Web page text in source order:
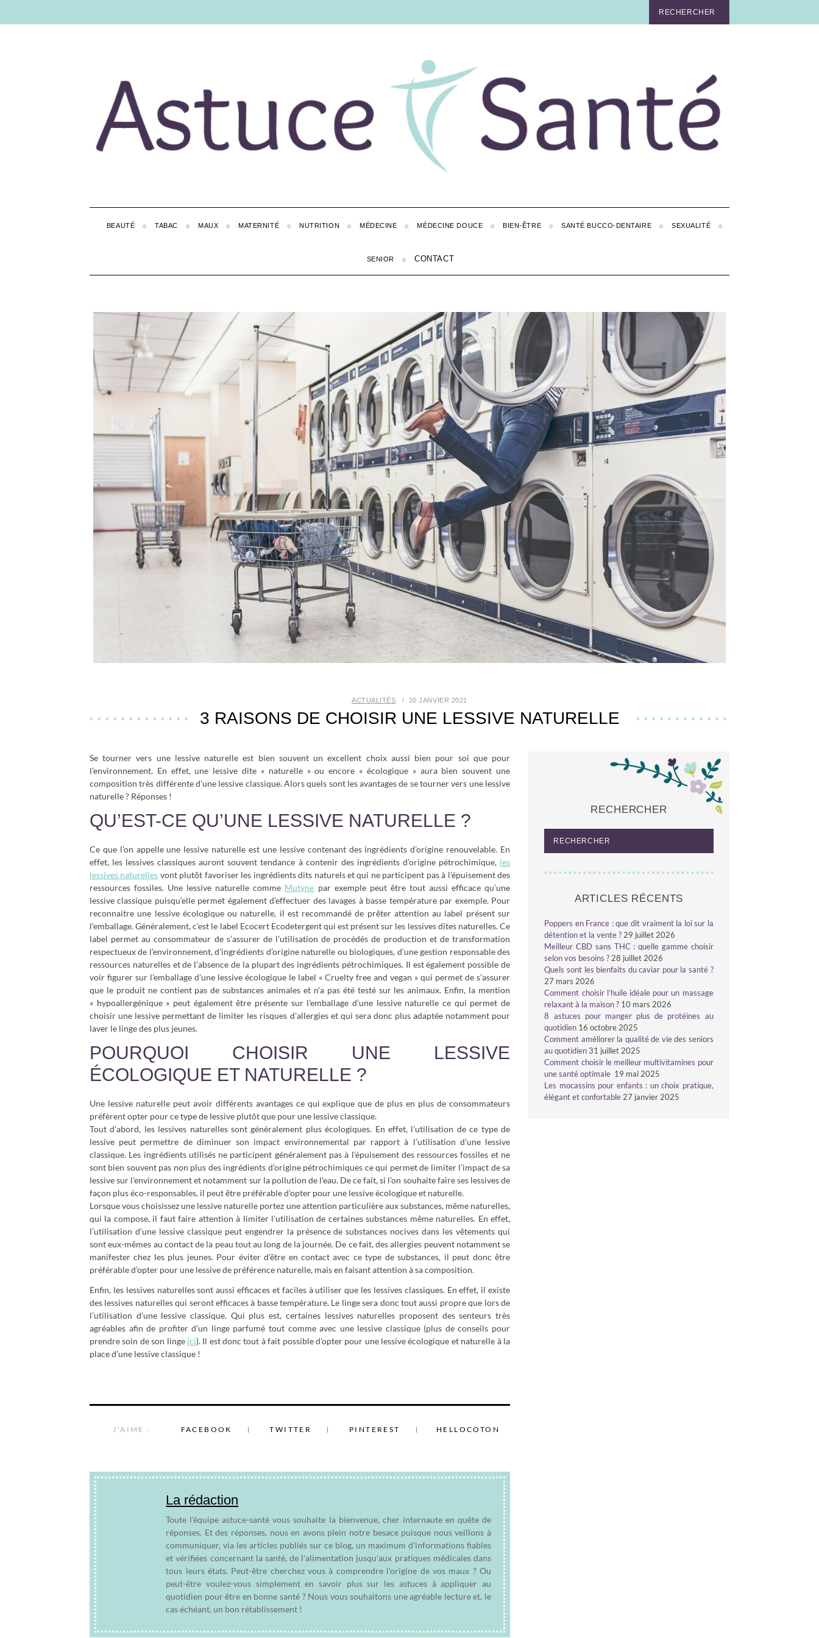
BEAUTÉ TABAC MAUX MATERNITÉ NUTRITION MÉDECINE MÉDECINE DOUCE BIEN-ÊTRE SANTÉ BUCCO-DENTAIRE SEXUALITÉ
SENIOR CONTACT
ACTUALITÉS 20 JANVIER 2021
3 RAISONS DE CHOISIR UNE LESSIVE NATURELLE
Se tourner vers une lessive naturelle est bien souvent un excellent choix aussi bien pour soi que pour
l’environnement. En effet, une lessive dite « naturelle » ou encore « écologique » aura bien souvent une
composition très différente d’une lessive classique. Alors quels sont les avantages de se tourner vers une lessive
naturelle ? Réponses !
QU’EST-CE QU’UNE LESSIVE NATURELLE ?
Ce que l’on appelle une lessive naturelle est une lessive contenant des ingrédients d’origine renouvelable. En
effet, les lessives classiques auront souvent tendance à contenir des ingrédients d’origine pétrochimique, les
lessives naturelles vont plutôt favoriser les ingrédients dits naturels et qui ne participent pas à l’épuisement des
ressources fossiles. Une lessive naturelle comme Mutyne par exemple peut être tout aussi efficace qu’une
lessive classique puisqu’elle permet également d’effectuer des lavages à basse température par exemple. Pour
reconnaitre une lessive écologique ou naturelle, il est recommandé de prêter attention au label présent sur
l’emballage. Généralement, c’est le label Ecocert Ecodetergent qui est présent sur les lessives dites naturelles. Ce
label permet au consommateur de s’assurer de l’utilisation de procédés de production et de transformation
respectueux de l’environnement, d’ingrédients d’origine naturelle ou biologiques, d’une gestion responsable des
ressources naturelles et de l’absence de la plupart des ingrédients pétrochimiques. Il est également possible de
voir figurer sur l’emballage d’une lessive écologique le label « Cruelty free and vegan » qui permet de s’assurer
que le produit ne contient pas de substances animales et n’a pas été testé sur les animaux. Enfin, la mention
« hypoallergénique » peut également être présente sur l’emballage d’une lessive naturelle ce qui permet de
choisir une lessive permettant de limiter les risques d’allergies et qui sera donc plus adaptée notamment pour
laver le linge des plus jeunes.
POURQUOI CHOISIR UNE LESSIVE
ÉCOLOGIQUE ET NATURELLE ?
Une lessive naturelle peut avoir différents avantages ce qui explique que de plus en plus de consommateurs
préfèrent opter pour ce type de lessive plutôt que pour une lessive classique.
Tout d’abord, les lessives naturelles sont généralement plus écologiques. En effet, l’utilisation de ce type de
lessive peut permettre de diminuer son impact environnemental par rapport à l’utilisation d’une lessive
classique. Les ingrédients utilisés ne participent généralement pas à l’épuisement des ressources fossiles et ne
sont bien souvent pas non plus des ingrédients d’origine pétrochimiques ce qui permet de limiter l’impact de sa
lessive sur l’environnement et notamment sur la pollution de l’eau. De ce fait, si l’on souhaite faire ses lessives de
façon plus éco-responsables, il peut être préférable d’opter pour une lessive écologique et naturelle.
Lorsque vous choisissez une lessive naturelle portez une attention particulière aux substances, même naturelles,
qui la compose, il faut faire attention à limiter l’utilisation de certaines substances même naturelles. En effet,
l’utilisation d’une lessive classique peut engendrer la présence de substances nocives dans les vêtements qui
sont eux-mêmes au contact de la peau tout au long de la journée. De ce fait, des allergies peuvent notamment se
manifester chez les plus jeunes. Pour éviter d’être en contact avec ce type de substances, il peut donc être
préférable d’opter pour une lessive de préférence naturelle, mais en faisant attention à sa composition.
Enfin, les lessives naturelles sont aussi efficaces et faciles à utiliser que les lessives classiques. En effet, il existe
des lessives naturelles qui seront efficaces à basse température. Le linge sera donc tout aussi propre que lors de
l’utilisation d’une lessive classique. Qui plus est, certaines lessives naturelles proposent des senteurs très
agréables afin de profiter d’un linge parfumé tout comme avec une lessive classique (plus de conseils pour
prendre soin de son linge ici). Il est donc tout à fait possible d’opter pour une lessive écologique et naturelle à la
place d’une lessive classique !
J'AIME : FACEBOOK TWITTER PINTEREST HELLOCOTON
La rédaction
Toute l'équipe astuce-santé vous souhaite la bienvenue, cher internaute en quête de
réponses. Et des réponses, nous en avons plein notre besace puisque nous veillons à
communiquer, via les articles publiés sur ce blog, un maximum d'informations fiables
et vérifiées concernant la santé, de l'alimentation jusqu'aux pratiques médicales dans
tous leurs états. Peut-être cherchez vous à comprendre l'origine de vos maux ? Ou
peut-être voulez-vous simplement en savoir plus sur les astuces à appliquer au
quotidien pour être en bonne santé ? Nous vous souhaitons une agréable lecture et, le
cas échéant, un bon rétablissement !
RECHERCHER
ARTICLES RÉCENTS
Poppers en France : que dit vraiment la loi sur la
détention et la vente ? 29 juillet 2026
Meilleur CBD sans THC : quelle gamme choisir
selon vos besoins ? 28 juillet 2026
Quels sont les bienfaits du caviar pour la santé ?
27 mars 2026
Comment choisir l’huile idéale pour un massage
relaxant à la maison ? 10 mars 2026
8 astuces pour manger plus de protéines au
quotidien 16 octobre 2025
Comment améliorer la qualité de vie des seniors
au quotidien 31 juillet 2025
Comment choisir le meilleur multivitamines pour
une santé optimale 19 mai 2025
Les mocassins pour enfants : un choix pratique,
élégant et confortable 27 janvier 2025